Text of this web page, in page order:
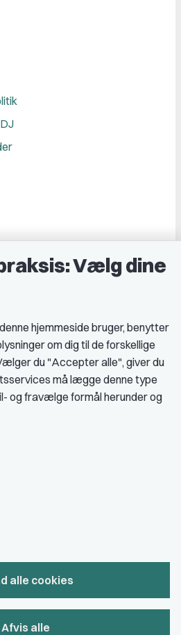
Privatlivs- & cookiepolitik
Vælg dine
hjemmeside bruger, benytter
om dig til de forskellige
du "Accepter alle", giver du
må lægge denne type
og fravælge formål herunder og
alle cookies
Afvis alle